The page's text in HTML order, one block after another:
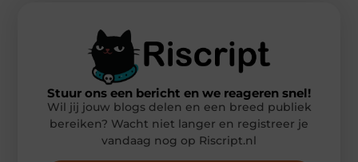
Stuur ons een bericht en we reageren snel!
Wil jij jouw blogs delen en een breed publiek
bereiken? Wacht niet langer en registreer je
vandaag nog op Riscript.nl